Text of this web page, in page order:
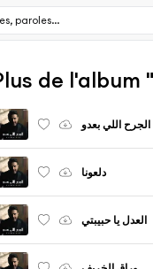
الجرح اللي بعدو
دلعونا
العدل يا حبيبتي